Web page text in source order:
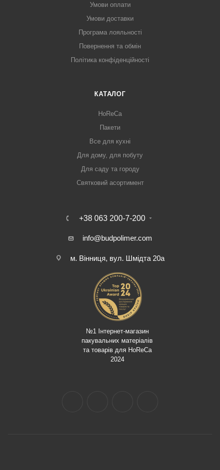
Умови оплати
Умови доставки
Програма лояльності
Повернення та обмін
Політика конфіденційності
КАТАЛОГ
HoReCa
Пакети
Все для кухні
Для дому, для побуту
Для саду та городу
Святковий асортимент
+38 063 200-7-200
info@budpolimer.com
м. Вінниця, вул. Шмідта 20а
№1 Інтернет-магазин
пакувальних матеріалів
та товарів для HoReCa
2024